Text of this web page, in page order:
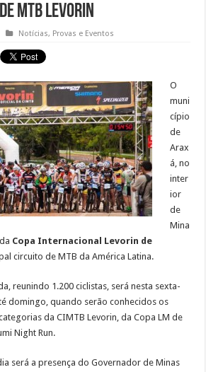
MTB Levorin
Notícias, Provas e Eventos
O
muni
cípio
de
Arax
á, no
inter
ior
de
Mina
Copa Internacional Levorin de
circuito de MTB da América Latina.
reunindo 1.200 ciclistas, será nesta sexta-
domingo, quando serão conhecidos os
da CIMTB Levorin, da Copa LM de
Night Run.
será a presença do Governador de Minas